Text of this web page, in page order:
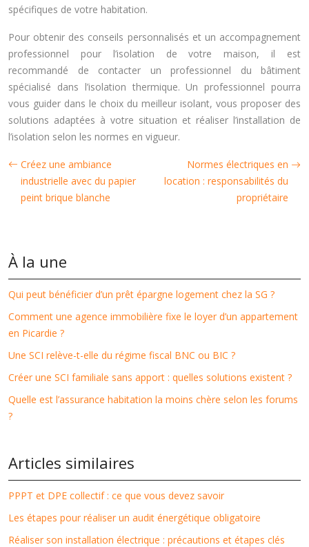
spécifiques de votre habitation.
Pour obtenir des conseils personnalisés et un accompagnement
professionnel pour l’isolation de votre maison, il est
recommandé de contacter un professionnel du bâtiment
spécialisé dans l’isolation thermique. Un professionnel pourra
vous guider dans le choix du meilleur isolant, vous proposer des
solutions adaptées à votre situation et réaliser l’installation de
l’isolation selon les normes en vigueur.
Créez une ambiance
industrielle avec du papier
peint brique blanche
Normes électriques en
location : responsabilités du
propriétaire
À la une
Qui peut bénéficier d’un prêt épargne logement chez la SG ?
Comment une agence immobilière fixe le loyer d’un appartement
en Picardie ?
Une SCI relève-t-elle du régime fiscal BNC ou BIC ?
Créer une SCI familiale sans apport : quelles solutions existent ?
Quelle est l’assurance habitation la moins chère selon les forums
?
Articles similaires
PPPT et DPE collectif : ce que vous devez savoir
Les étapes pour réaliser un audit énergétique obligatoire
Réaliser son installation électrique : précautions et étapes clés